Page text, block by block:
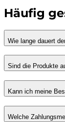
Häufig
Wie lange dauert
Sind die Produkte
Kann ich meine
Welche